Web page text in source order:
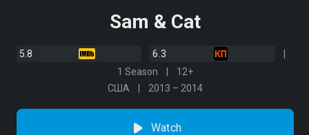
Sam & Cat
5.8
6.3
1 Season
12+
США
2013 – 2014
Watch